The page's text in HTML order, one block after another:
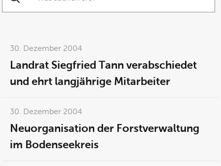
30. Dezember 2004
Landrat Siegfried Tann verabschiedet
und ehrt langjährige Mitarbeiter
30. Dezember 2004
Neuorganisation der Forstverwaltung
im Bodenseekreis